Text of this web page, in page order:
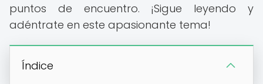
puntos de encuentro. ¡Sigue leyendo y
adéntrate en este apasionante tema!
Índice